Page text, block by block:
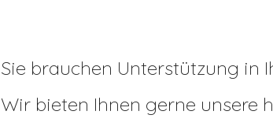
Sie brauchen Unterstützung in
Wir bieten Ihnen gerne unsere